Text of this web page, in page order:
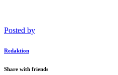
Posted by
Redaktion
Share with friends